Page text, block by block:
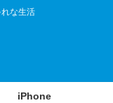
な生活
iPhone